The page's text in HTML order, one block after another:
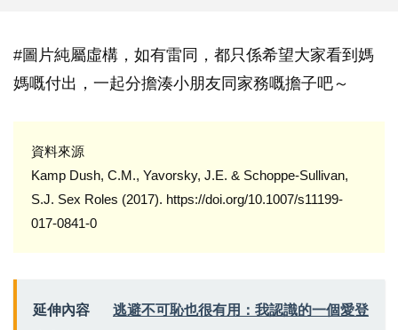
#圖片純屬虛構，如有雷同，都只係希望大家看到媽
媽嘅付出，一起分擔湊小朋友同家務嘅擔子吧～
資料來源
Kamp Dush, C.M., Yavorsky, J.E. & Schoppe-Sullivan,
S.J. Sex Roles (2017). https://doi.org/10.1007/s11199-
017-0841-0
延伸內容
逃避不可恥也很有用：我認識的一個愛登